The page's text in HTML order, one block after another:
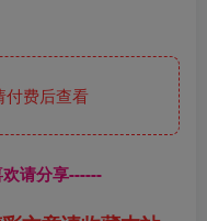
费后查看
请分享------